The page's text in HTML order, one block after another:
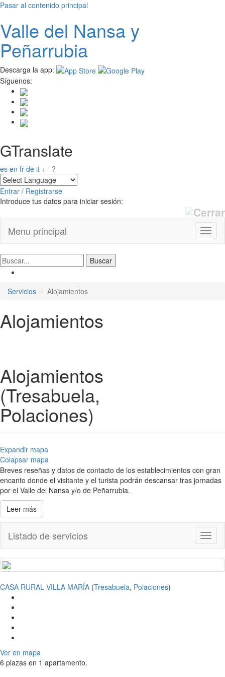
Pasar al contenido principal
Valle del Nansay
Peñarrubia
Descarga la app:
Síguenos:
GTranslate
es en fr de it + ?
Entrar / Registrarse
Introduce tus datos para iniciar sesión:
Menu principal
Servicios Alojamientos
Alojamientos
Alojamientos
(Tresabuela,
Polaciones)
Expandir mapa
Colapsar mapa
Breves reseñas y datos de contacto de los establecimientos con gran
encanto donde el visitante y el turista podrán descansar tras jornadas
por el Valle del Nansa y/o de Peñarrubia.
Leer más
Listado de servicios
CASA RURAL VILLA MARÍA (Tresabuela, Polaciones)
Ver en mapa
6 plazas en 1 apartamento.